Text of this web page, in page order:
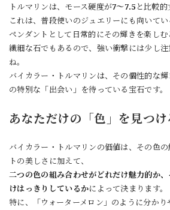
トルマリンは、モース硬度が7〜7.5 と比較的
これは、普段使いのジュエリーにも向いて
ペンダントとして日常的にその輝きを楽しむ
繊細な石でもあるので、強い衝撃には少し
ね。
バイカラー・トルマリンは、その個性的な
の特別な「出会い」を待っている宝石です。
あなただけの「色」を見つ
バイカラー・トルマリンの価値は、その色
トの美しさに加えて、
二つの色の組み合わせがどれだけ魅力的か
けはっきりしているかによって決まります。
特に、「ウォーターメロン」のように分か